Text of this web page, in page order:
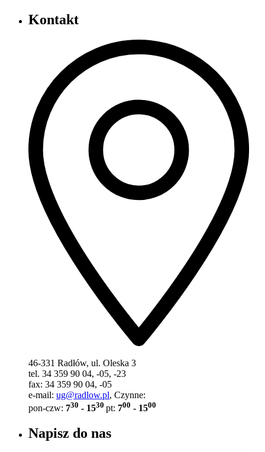
Kontakt
46-331 Radłów, ul. Oleska 3
tel. 34 359 90 04, -05, -23
fax: 34 359 90 04, -05
e-mail: ug@radlow.pl, Czynne:
pon-czw: 730 - 1530 pt: 700 - 1500
Napisz do nas